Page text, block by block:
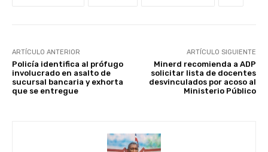
ARTÍCULO ANTERIOR
Policía identifica al prófugo
involucrado en asalto de
sucursal bancaria y exhorta
que se entregue
ARTÍCULO SIGUIENTE
Minerd recomienda a ADP
solicitar lista de docentes
desvinculados por acoso al
Ministerio Público